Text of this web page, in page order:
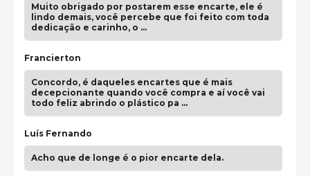
Muito obrigado por postarem esse encarte, ele é
lindo demais, você percebe que foi feito com toda
dedicação e carinho, o …
Francierton
Concordo, é daqueles encartes que é mais
decepcionante quando você compra e aí você vai
todo feliz abrindo o plástico pa …
Luís Fernando
Acho que de longe é o pior encarte dela.